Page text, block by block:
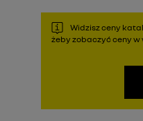
Widzisz ceny
żeby zobaczyć ceny